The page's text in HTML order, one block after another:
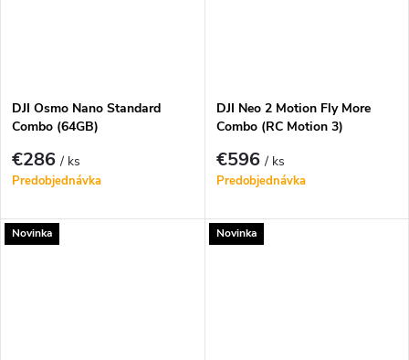
DJI Osmo Nano Standard
Combo (64GB)
€286/ ks
Predobjednávka
DJI Neo 2 Motion Fly More
Combo (RC Motion 3)
€596/ ks
Predobjednávka
Novinka Novinka